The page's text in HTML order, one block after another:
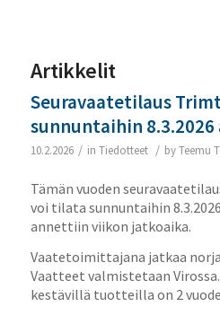
Artikkelit
Seuravaatetilaus
sunnuntaihin 8.3.2026
10.2.2026 / in Tiedotteet / byTeemu
Tämän vuoden
voi tilata sunnuntaihin
annettiin viikon jatkoaika.
Vaatetoimittajana jatkaa
Vaatteet valmistetaan
kestävillä tuotteilla on 2